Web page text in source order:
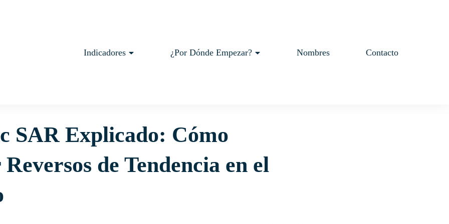
Indicadores ¿Por Dónde Empezar? Nombres Contacto
Detectar Reversos de Tendencia en el Mercado
SAR Explicado: Cómo
de Tendencia en el